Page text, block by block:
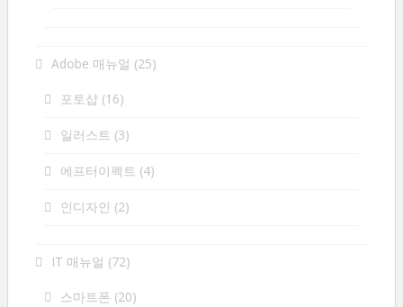
Adobe 매뉴얼 (25)
포토샵 (16)
일러스트 (3)
에프터이펙트 (4)
인디자인 (2)
IT 매뉴얼 (72)
스마트폰 (20)